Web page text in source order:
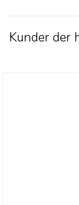
Kunder der